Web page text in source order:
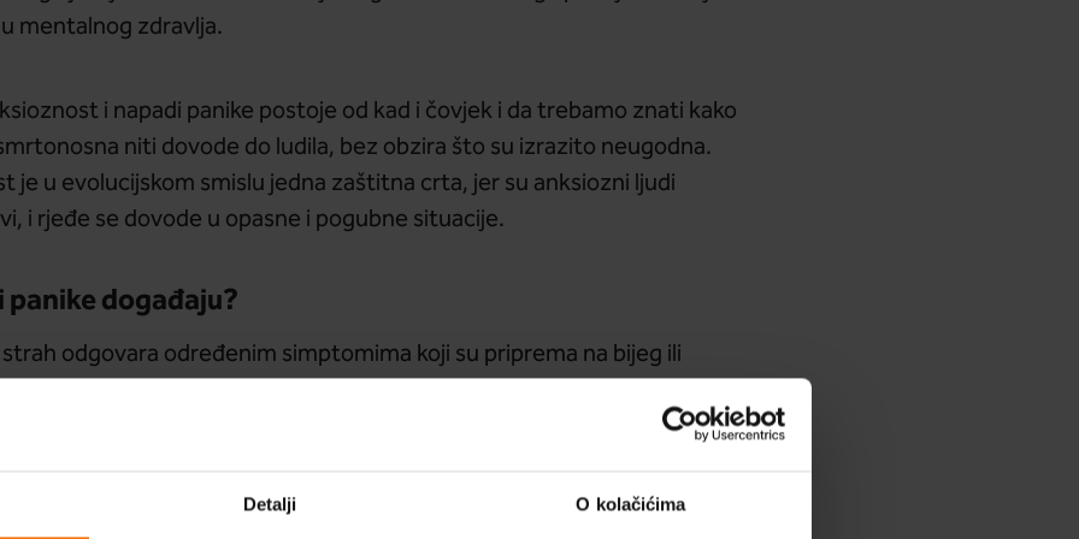
Detalji O kolačićima
mentalnog zdravlja.
i napadi panike postoje od kad i čovjek i da trebamo znati kako
niti dovode do ludila, bez obzira što su izrazito neugodna.
je u evolucijskom smislu jedna zaštitna crta, jer su anksiozni ljudi
i rjeđe se dovode u opasne i pogubne situacije.
događaju?
odgovara određenim simptomima koji su priprema na bijeg ili
se kao prenaglašena tjelesna reakcija. Češće se javlja kod osoba koje
te u situacijama kad smo pod stresom, bolesni ili nam iz bilo